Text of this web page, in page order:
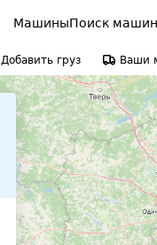
МашиныПоиск машин
Добавить груз Ваши